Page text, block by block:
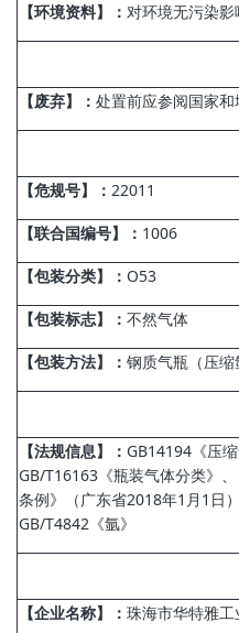
【环境资料】： 对环境无污染影
【废弃】： 处置前应参阅国家和
【危规号】： 22011
【联合国编号】： 1006
【包装分类】： O53
【包装标志】： 不然气体
【包装方法】： 钢质气瓶（压
【法规信息】： GB14194《压
GB/T16163《瓶装气体分类》
条例》（广东省2018年1月1日
GB/T4842《氩》
【企业名称】： 珠海市华特雅